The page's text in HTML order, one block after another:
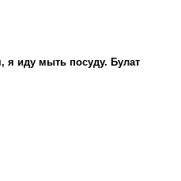
я иду мыть посуду. Булат